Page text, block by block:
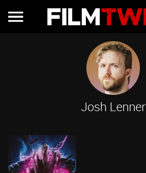
Josh Lenner